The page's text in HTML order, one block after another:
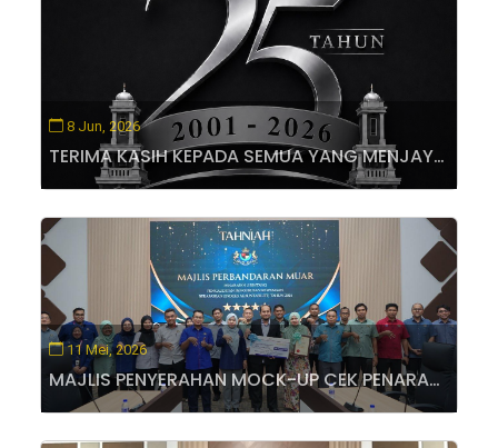
8 Jun, 2026
TERIMA KASIH KEPADA SEMUA YANG MENJAYAKAN YDP’S RUN • RIDE • REEL 2026 SEMPENA SAMBUTAN JUBLI PERAK 25 TAHUN MPM
11 Mei, 2026
MAJLIS PENYERAHAN MOCK-UP CEK PENARAFAN 5 BINTANG PENGAUDITAN PENGURUSAN BERASASKAN RISIKO INDEKS AKAUNTABILITI (IA) MAJLIS PERBANDARAN MUAR